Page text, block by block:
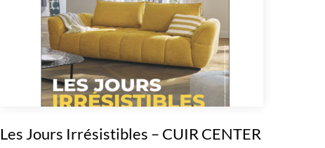
Les Jours Irrésistibles – CUIR CENTER